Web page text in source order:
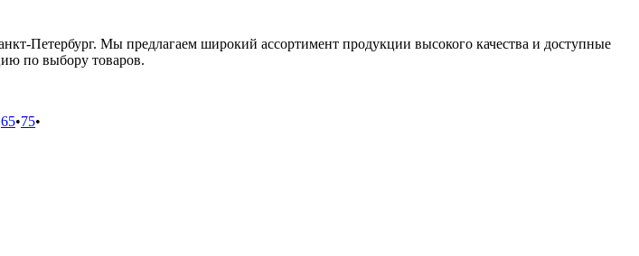
Петербург. Мы предлагаем широкий ассортимент продукции высокого качества и доступные
по выбору товаров.
65•75•